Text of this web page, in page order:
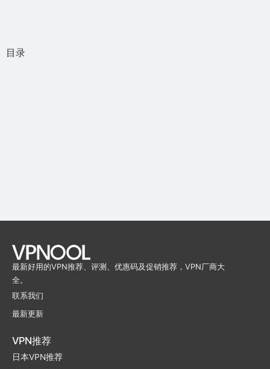
目录
最新好用的VPN推荐、评测、优惠码及促销推荐，VPN厂商大
全。
联系我们
最新更新
VPN推荐
日本VPN推荐